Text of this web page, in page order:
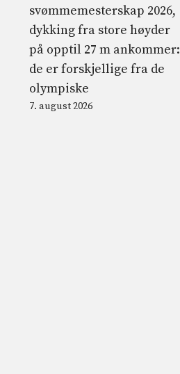
svømmemesterskap 2026,
dykking fra store høyder
på opptil 27 m ankommer:
de er forskjellige fra de
olympiske
7. august 2026